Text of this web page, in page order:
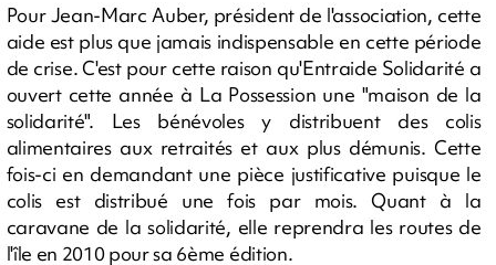
Pour Jean-Marc Auber, président de l'association, cette
aide est plus que jamais indispensable en cette période
de crise. C'est pour cette raison qu'Entraide Solidarité a
ouvert cette année à La Possession une "maison de la
solidarité". Les bénévoles y distribuent des colis
alimentaires aux retraités et aux plus démunis. Cette
fois-ci en demandant une pièce justificative puisque le
colis est distribué une fois par mois. Quant à la
caravane de la solidarité, elle reprendra les routes de
l'île en 2010 pour sa 6ème édition.